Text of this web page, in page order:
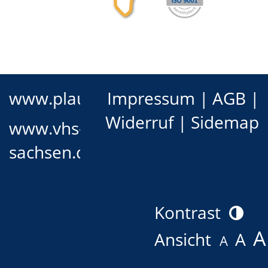
www.plauen.de
www.vhs-
sachsen.de
Impressum | AGB |
Widerruf| Sidemap
Kontrast
Ansicht A A A